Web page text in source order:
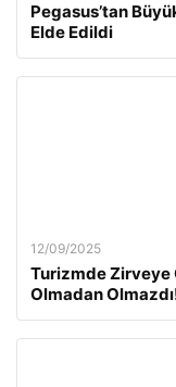
Pegasus’tan
Elde Edildi
12/09/2025
Turizmde Zirveye
Olmadan